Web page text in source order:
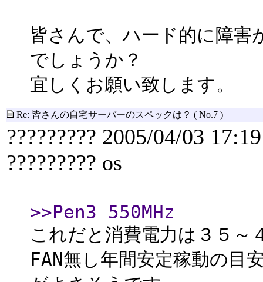
皆さんで、ハード的に障害
でしょうか？
宜しくお願い致します。
Re: 皆さんの自宅サーバーのスペックは？ ( No.7 )
????????? 2005/04/03 17:19
????????? os
>>Pen3 550MHz
これだと消費電力は３５～
FAN無し年間安定稼動の目